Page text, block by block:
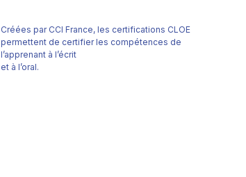
Créées par CCI France, les certifications CLOE
permettent de certifier les compétences de
l’apprenant à l’écrit
et à l’oral.